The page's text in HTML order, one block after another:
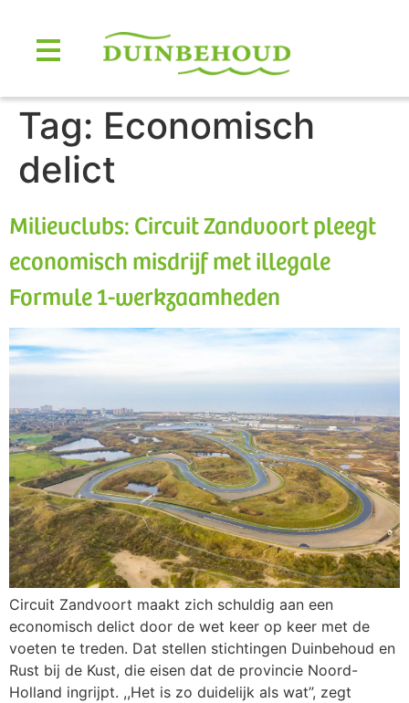
Tag: Economisch
delict
Milieuclubs: Circuit Zandvoort pleegt
economisch misdrijf met illegale
Formule 1-werkzaamheden
Circuit Zandvoort maakt zich schuldig aan een
economisch delict door de wet keer op keer met de
voeten te treden. Dat stellen stichtingen Duinbehoud en
Rust bij de Kust, die eisen dat de provincie Noord-
Holland ingrijpt. ,,Het is zo duidelijk als wat’’, zegt